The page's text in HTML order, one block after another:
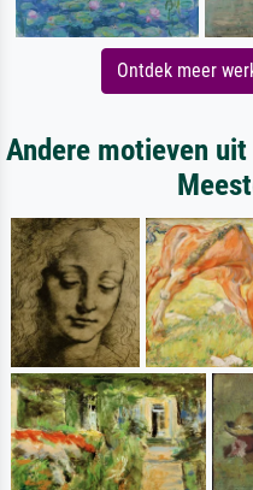
Ontdek meer
Andere motieven